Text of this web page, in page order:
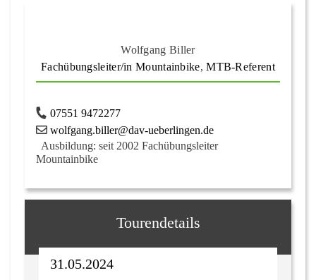
Wolfgang Biller
Fachübungsleiter/in Mountainbike,MTB-Referent
07551 9472277
wolfgang.biller@dav-ueberlingen.de
Ausbildung: seit 2002 Fachübungsleiter
Mountainbike
Tourendetails
31.05.2024